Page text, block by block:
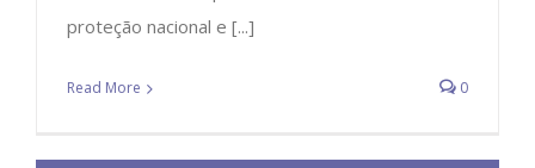
proteção nacional e [...]
Read More 0